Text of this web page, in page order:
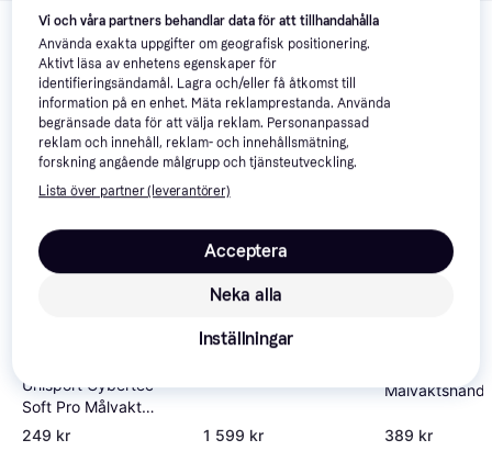
Relaterade produkter
Vi har plockat fram ett urval av produkter som kanske skulle
intressera dig. Visa alla
Trendande
Uhlsport Cybertec
Soft Pro Målvakt
White Unisex 6
249 kr
Uhlsport
1 599 kr
Supersoft HN -
389 kr
Vi och våra partners behandlar data för att tillhandahålla
Använda exakta uppgifter om geografisk positionering.
Aktivt läsa av enhetens egenskaper för
identifieringsändamål. Lagra och/eller få åtkomst till
information på en enhet. Mäta reklamprestanda. Använda
begränsade data för att välja reklam. Personanpassad
reklam och innehåll, reklam- och innehållsmätning,
forskning angående målgrupp och tjänsteutveckling.
Lista över partner (leverantörer)
Neka alla
Acceptera
Inställningar